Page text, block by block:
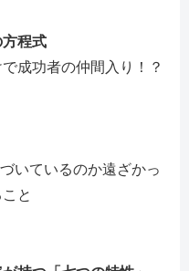
程式
成功者の仲間入り！？
いているのか遠ざかっ
と